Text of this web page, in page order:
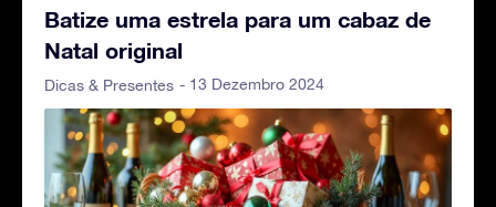
Batize uma estrela para um cabaz de
Natal original
Dicas & Presentes - 13 Dezembro 2024